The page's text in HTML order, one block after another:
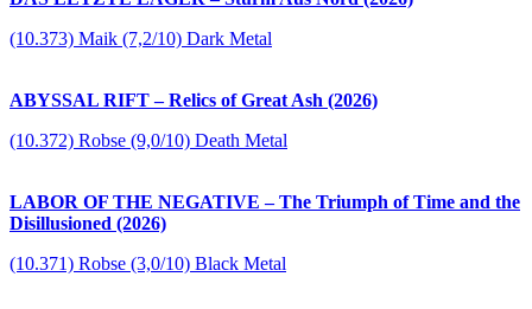
(10.373) Maik (7,2/10) Dark Metal
ABYSSAL RIFT – Relics of Great Ash (2026)
(10.372) Robse (9,0/10) Death Metal
LABOR OF THE NEGATIVE – The Triumph of Time and the
Disillusioned (2026)
(10.371) Robse (3,0/10) Black Metal